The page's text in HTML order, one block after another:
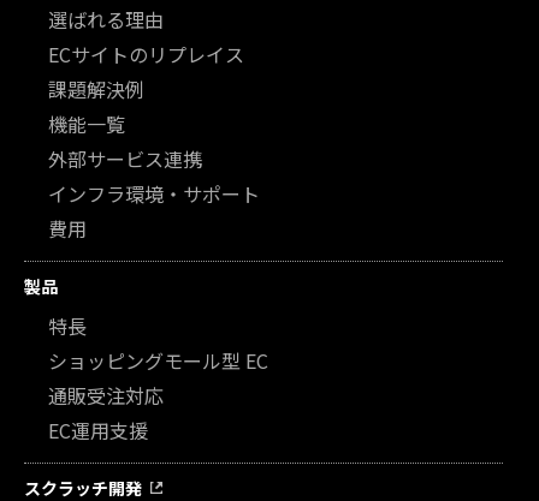
選ばれる理由
ECサイトのリプレイス
課題解決例
機能一覧
外部サービス連携
インフラ環境・サポート
費用
製品
特長
ショッピングモール型 EC
通販受注対応
EC運用支援
スクラッチ開発